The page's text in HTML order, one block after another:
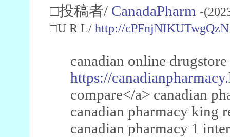
□投稿者/ CanadaPharm -
□U R L/ http://cPFnjNIKUTwgQzN
canadian online
https://
compare</a> canadian
canadian pharmacy king
canadian pharmacy 1